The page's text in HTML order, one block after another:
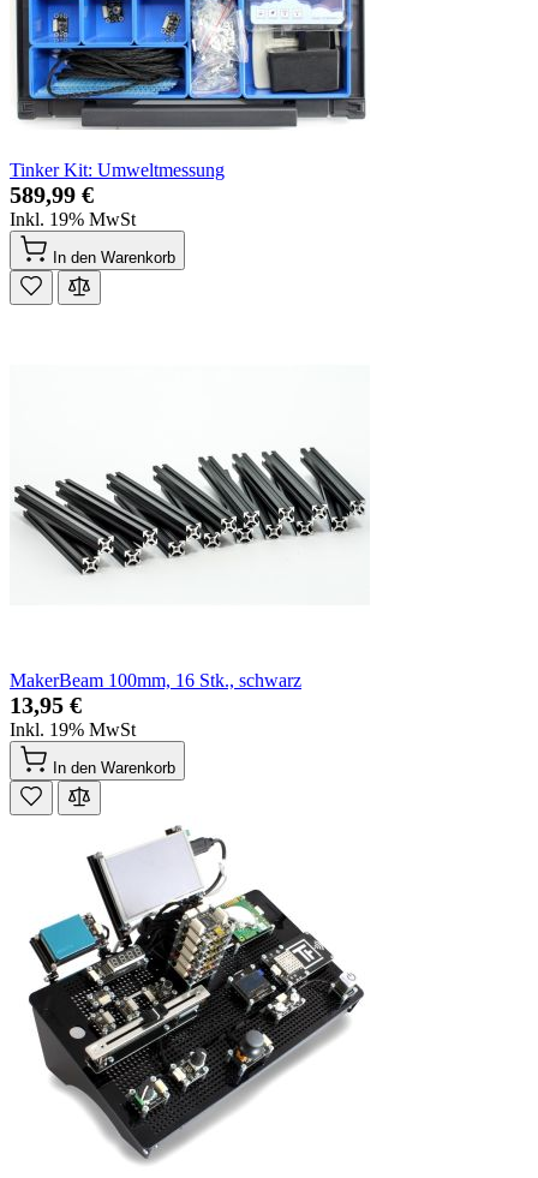
Tinker Kit: Umweltmessung
589,99 €
Inkl. 19% MwSt
In den Warenkorb
MakerBeam 100mm, 16 Stk., schwarz
13,95 €
Inkl. 19% MwSt
In den Warenkorb